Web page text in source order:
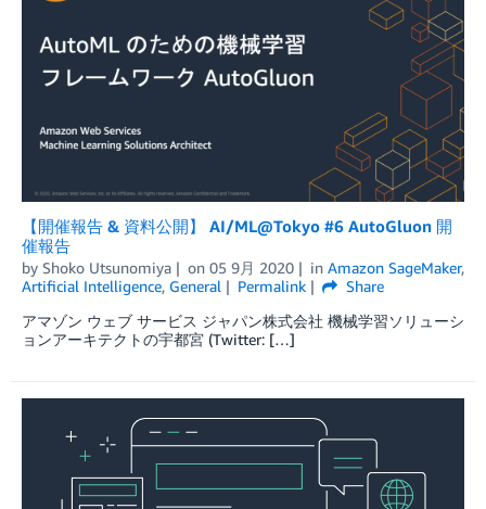
【開催報告 & 資料公開】 AI/ML@Tokyo #6 AutoGluon 開
催報告
by Shoko Utsunomiya on 05 9月 2020 in Amazon SageMaker,
Artificial Intelligence, General Permalink
Share
アマゾン ウェブ サービス ジャパン株式会社 機械学習ソリューシ
ョンアーキテクトの宇都宮 (Twitter: […]